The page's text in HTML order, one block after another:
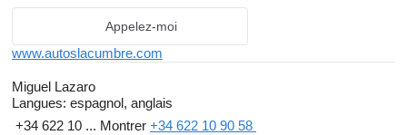
Appelez-moi
www.autoslacumbre.com
Miguel Lazaro
Langues: espagnol, anglais
+34 622 10 ... Montrer +34 622 10 90 58